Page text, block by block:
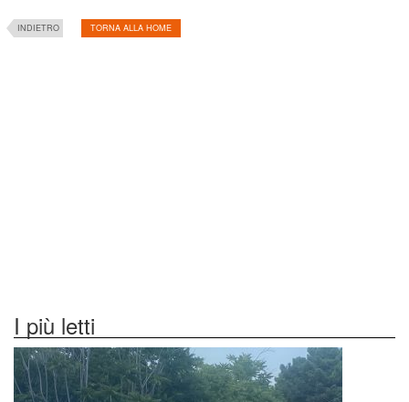
INDIETRO TORNA ALLA HOME
I più letti